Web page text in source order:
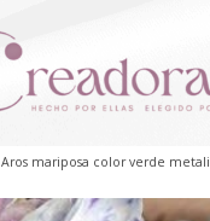
Aros mariposa color verde metalizado